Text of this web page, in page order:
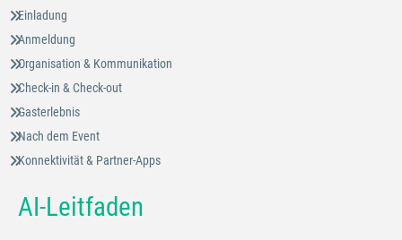
Einladung
Anmeldung
Organisation & Kommunikation
Check-in & Check-out
Gasterlebnis
Nach dem Event
Konnektivität & Partner-Apps
AI-Leitfaden